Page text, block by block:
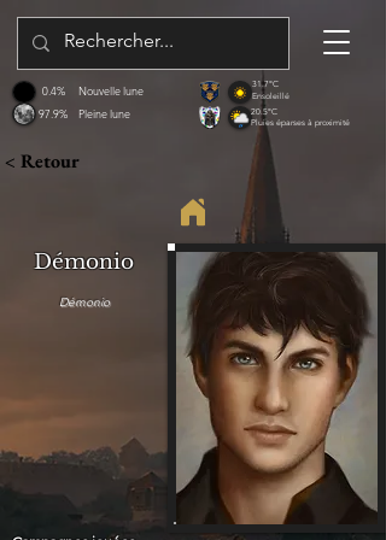
97.9%
0.4%
Pleine lune
Nouvelle lune
31.7°C
Ensoleillé
20.5°C
Pluies éparses à proximité
< Retour
Démonio
Démonio